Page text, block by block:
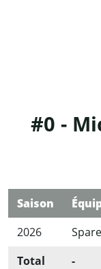
#0 -
Saison
2026
Total
-